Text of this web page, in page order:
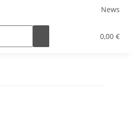
News
0,00 €